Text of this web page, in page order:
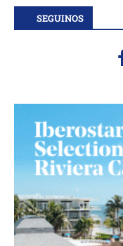
SEGUINOS